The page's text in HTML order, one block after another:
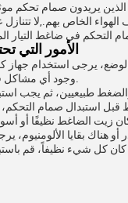
يريدون صمام تحكم
الهواء الخاص بهم.,لا
الأمور التي